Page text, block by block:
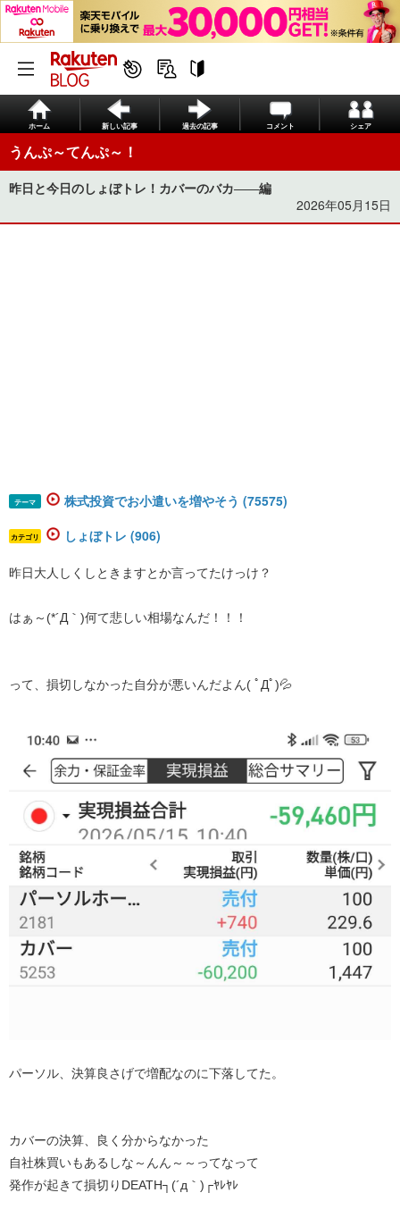
ホーム 新しい記事 過去の記事 コメント シェア
うんぷ～てんぷ～！
昨日と今日のしょぼトレ！カバーのバカ――編
2026年05月15日
テーマ 株式投資でお小遣いを増やそう (75575)
カテゴリ しょぼトレ (906)
昨日大人しくしときますとか言ってたけっけ？
はぁ～(*´Д｀)何て悲しい相場なんだ！！！
って、損切しなかった自分が悪いんだよん( ﾟДﾟ)💦
パーソル、決算良さげで増配なのに下落してた。
カバーの決算、良く分からなかった
自社株買いもあるしな～んん～～ってなって
発作が起きて損切りDEATH┐(´д｀)┌ﾔﾚﾔﾚ